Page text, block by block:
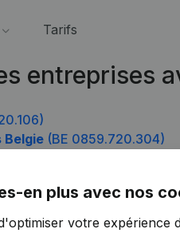
Tarifs
entreprises
Belgie (BE 0859.720.304)
en plus avec nos
votre expérience